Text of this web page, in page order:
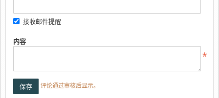
接收邮件提醒
内容
评论通过审核后显示。